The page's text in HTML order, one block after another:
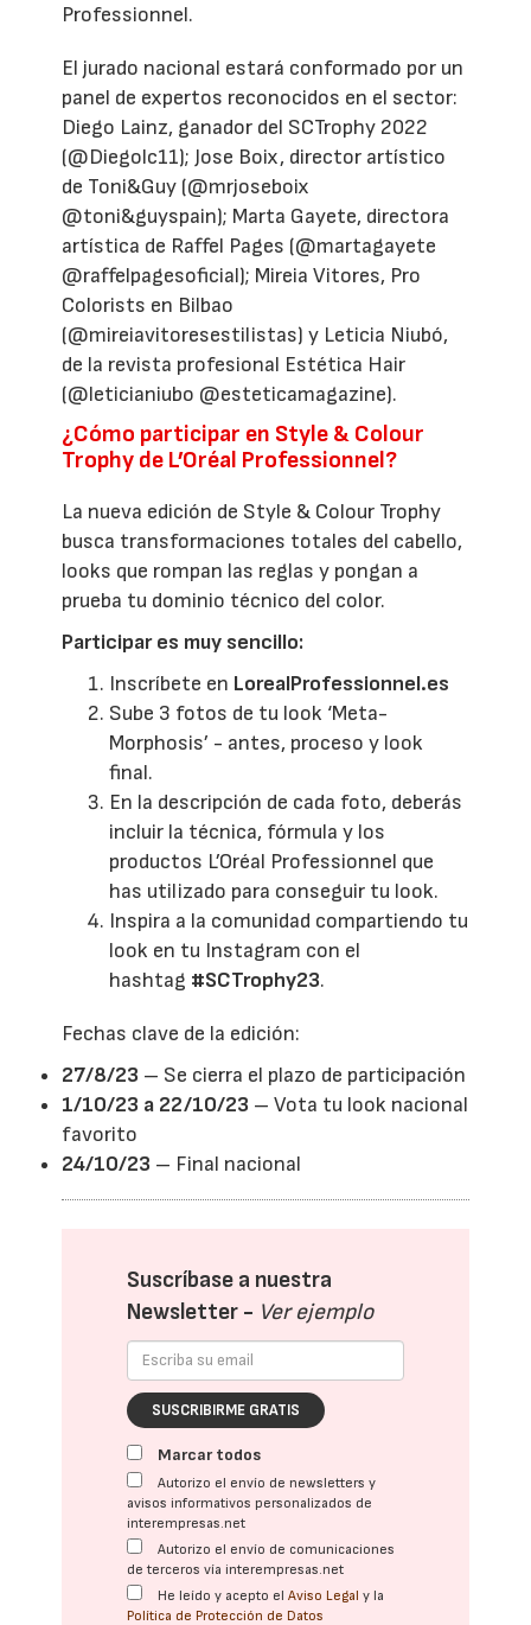
Professionnel.
El jurado nacional estará conformado por un
panel de expertos reconocidos en el sector:
Diego Lainz, ganador del SCTrophy 2022
(@Diegolc11); Jose Boix, director artístico
de Toni&Guy (@mrjoseboix
@toni&guyspain); Marta Gayete, directora
artística de Raffel Pages (@martagayete
@raffelpagesoficial); Mireia Vitores, Pro
Colorists en Bilbao
(@mireiavitoresestilistas) y Leticia Niubó,
de la revista profesional Estética Hair
(@leticianiubo @esteticamagazine).
¿Cómo participar en Style & Colour
Trophy de L’Oréal Professionnel?
La nueva edición de Style & Colour Trophy
busca transformaciones totales del cabello,
looks que rompan las reglas y pongan a
prueba tu dominio técnico del color.
Participar es muy sencillo:
Inscríbete en LorealProfessionnel.es
Sube 3 fotos de tu look ‘Meta-
Morphosis’ - antes, proceso y look
final.
En la descripción de cada foto, deberás
incluir la técnica, fórmula y los
productos L’Oréal Professionnel que
has utilizado para conseguir tu look.
Inspira a la comunidad compartiendo tu
look en tu Instagram con el
hashtag #SCTrophy23.
Fechas clave de la edición:
27/8/23 – Se cierra el plazo de participación
1/10/23 a 22/10/23 – Vota tu look nacional
favorito
24/10/23 – Final nacional
Suscríbase a nuestra
Newsletter - Ver ejemplo
SUSCRIBIRME GRATIS
Marcar todos
Autorizo el envío de newsletters y
avisos informativos personalizados de
interempresas.net
Autorizo el envío de comunicaciones
de terceros vía interempresas.net
He leído y acepto elAviso Legal y la
Política de Protección de Datos